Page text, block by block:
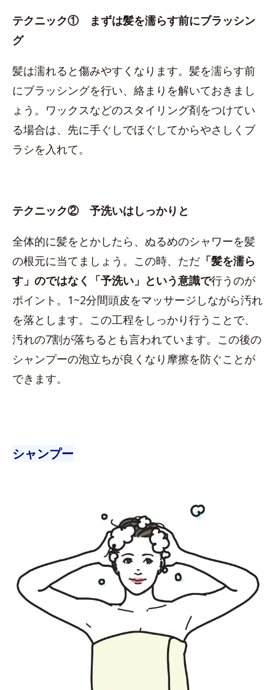
テクニック① まずは髪を濡らす前にブラッシン
グ
髪は濡れると傷みやすくなります。髪を濡らす前
にブラッシングを行い、絡まりを解いておきまし
ょう。ワックスなどのスタイリング剤をつけてい
る場合は、先に手ぐしでほぐしてからやさしくブ
ラシを入れて。
テクニック② 予洗いはしっかりと
全体的に髪をとかしたら、ぬるめのシャワーを髪
の根元に当てましょう。この時、ただ 「髪を濡ら
す」のではなく「予洗い」という意識で行うのが
ポイント。1~2分間頭皮をマッサージしながら汚れ
を落とします。この工程をしっかり行うことで、
汚れの7割が落ちるとも言われています。この後の
シャンプーの泡立ちが良くなり摩擦を防ぐことが
できます。
シャンプー